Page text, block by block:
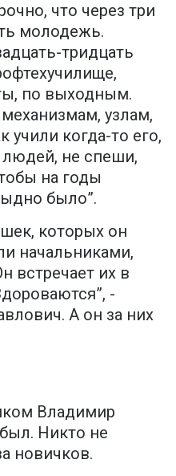
что через три
молодежь.
тридцать
по выходным.
узлам,
учили когда-то его,
людей, не спеши,
на годы
было”.
которых он
начальниками,
встречает их в
-
А он за них
Владимир
Никто не
новичков.